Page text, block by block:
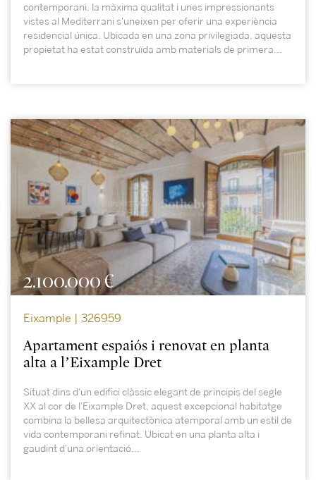
contemporani, la màxima qualitat i unes impressionants
vistes al Mediterrani s'uneixen per oferir una experiència
residencial única. Ubicada en una zona privilegiada, aquesta
propietat ha estat construïda amb materials de primera...
2.100.000 €
Eixample | 326959
Apartament espaiós i renovat en planta
alta a l’Eixample Dret
Situat dins d'un edifici clàssic elegant de principis del segle
XX al cor de l'Eixample Dret, aquest excepcional habitatge
combina la bellesa arquitectònica atemporal amb un estil de
vida contemporani refinat. Ubicat en una planta alta i
gaudint d'una orientació...